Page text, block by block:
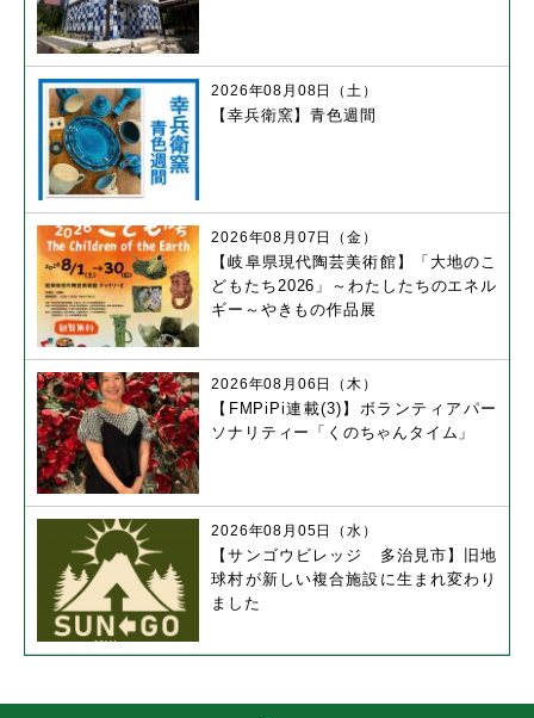
【幸兵衛窯】青色週間
2026年08月08日（土）
【岐阜県現代陶芸美術館】「大地のこ
どもたち2026」～わたしたちのエネル
ギー～やきもの作品展
2026年08月07日（金）
【FMPiPi連載(3)】ボランティアパー
ソナリティー「くのちゃんタイム」
2026年08月06日（木）
【サンゴウビレッジ 多治見市】旧地
球村が新しい複合施設に生まれ変わり
ました
2026年08月05日（水）